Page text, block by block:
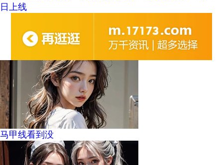
日上线
马甲线看到没